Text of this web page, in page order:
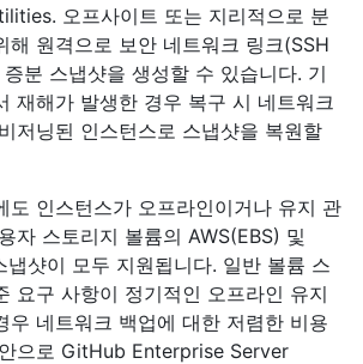
오프사이트 또는 지리적으로 분
해 원격으로 보안 네트워크 링크(SSH
분 스냅샷을 생성할 수 있습니다. 기
재해가 발생한 경우 복구 시 네트워크
저닝된 인스턴스로 스냅샷을 복원할
도 인스턴스가 오프라인이거나 유지 관
자 스토리지 볼륨의 AWS(EBS) 및
샷이 모두 지원됩니다. 일반 볼륨 스
요구 사항이 정기적인 오프라인 유지
우 네트워크 백업에 대한 저렴한 비용
으로 GitHub Enterprise Server